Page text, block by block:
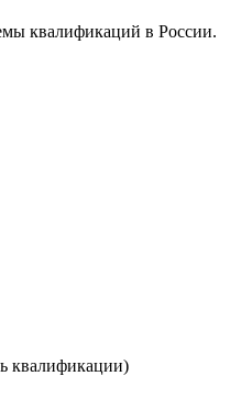
квалификаций в России.
квалификации)